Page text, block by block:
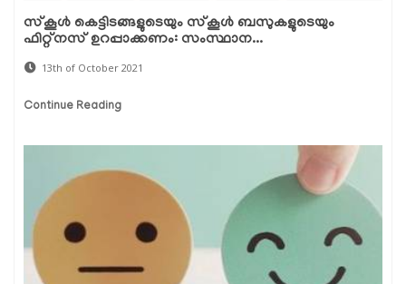
സ്‌കൂള്‍ കെട്ടിടങ്ങളുടെയും സ്‌കൂള്‍ ബസുകളുടെയും
ഫിറ്റ്‌നസ് ഉറപ്പാക്കണം: സംസ്ഥാന...
13th of October 2021
Continue Reading